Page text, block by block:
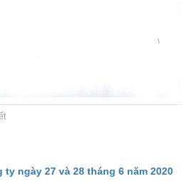
ngày 27 và 28 tháng 6 năm 2020